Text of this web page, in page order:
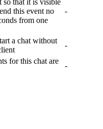
so that it is visible
this event no
from one
-
a chat without
-
for this chat are
-